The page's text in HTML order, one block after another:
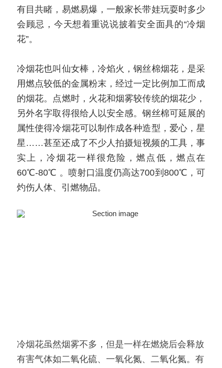
有目共睹，易燃易爆，一般家长带娃玩耍时多少
会顾忌，今天想着重说说披着安全面具的“冷烟
花”。
冷烟花也叫仙女棒，冷焰火，钢丝棉烟花，是采
用燃点较低的金属粉末，经过一定比例加工而成
的烟花。点燃时，火花和烟雾较传统的烟花少，
另外名字取得很给人以安全感。钢丝棉可延展的
属性使得冷烟花可以制作成各种造型，爱心，星
星……甚至还成了不少人拍摄短视频的工具，事
实上，冷烟花一样很危险，燃点低，燃点在
60℃-80℃ 。喷射口温度仍高达700到800℃，可
灼伤人体、引燃物品。
冷烟花虽然烟雾不多，但是一样在燃烧后会释放
有害气体如二氧化硫、一氧化氮、二氧化氮。有